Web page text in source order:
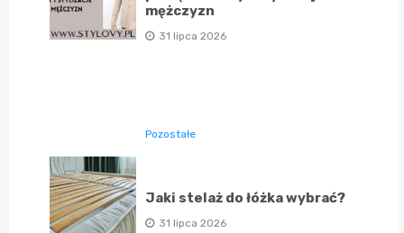
mężczyzn
31 lipca 2026
Pozostałe
Jaki stelaż do łóżka wybrać?
31 lipca 2026